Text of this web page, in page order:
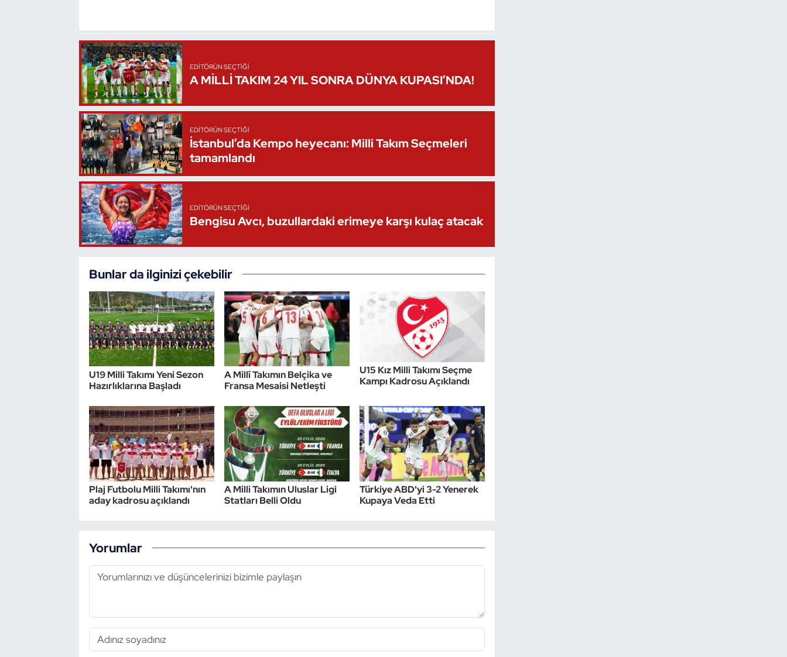
EDITÖRÜN SEÇTIĞI
A MİLLİ TAKIM 24 YIL SONRA DÜNYA KUPASI’NDA!
EDITÖRÜN SEÇTIĞI
İstanbul’da Kempo heyecanı: Milli Takım Seçmeleri
tamamlandı
EDITÖRÜN SEÇTIĞI
Bengisu Avcı, buzullardaki erimeye karşı kulaç atacak
Bunlar da ilginizi çekebilir
U19 Milli Takımı Yeni Sezon
Hazırlıklarına Başladı
A Millî Takımın Belçika ve
Fransa Mesaisi Netleşti
U15 Kız Milli Takımı Seçme
Kampı Kadrosu Açıklandı
Plaj Futbolu Milli Takımı'nın
aday kadrosu açıklandı
A Milli Takımın Uluslar Ligi
Statları Belli Oldu
Türkiye ABD'yi 3-2 Yenerek
Kupaya Veda Etti
Yorumlar
Sualtı Sporları
Vücut Geliştirme Fitness
Wushu Kungfu